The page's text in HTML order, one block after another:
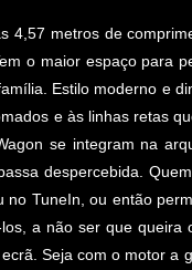
4,57 metros de
o maior espaço para
Estilo moderno e
e às linhas retas
se integram na
despercebida.
no TuneIn, ou então
a não ser que queira
Seja com o motor a